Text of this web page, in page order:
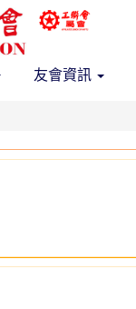
友會資訊